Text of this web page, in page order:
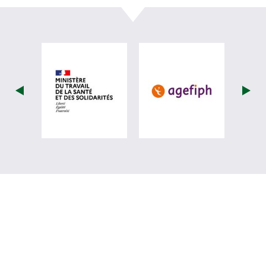
visiter les site de Ministère du travail
visiter les